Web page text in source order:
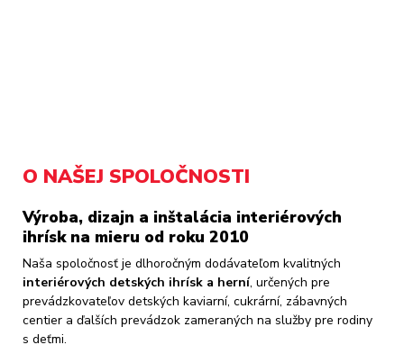
O NAŠEJ SPOLOČNOSTI
Výroba, dizajn a inštalácia interiérových
ihrísk na mieru od roku 2010
Naša spoločnosť je dlhoročným dodávateľom kvalitných
interiérových detských ihrísk a herní, určených pre
prevádzkovateľov detských kaviarní, cukrární, zábavných
centier a ďalších prevádzok zameraných na služby pre rodiny
s deťmi.